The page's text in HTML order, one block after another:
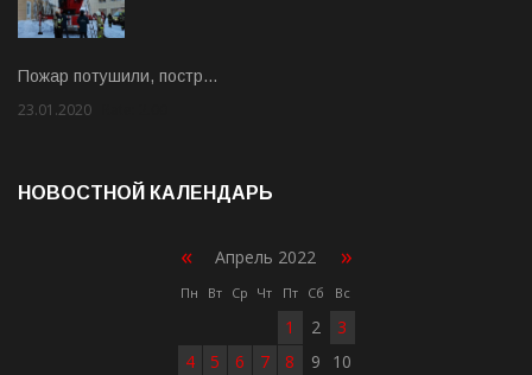
Пожар потушили, постр…
23.01.2020
НОВОСТНОЙ КАЛЕНДАРЬ
« Апрель 2022 »
Пн Вт Ср Чт Пт Сб Вс
1 2
3
4
5 6 7 8 9
10